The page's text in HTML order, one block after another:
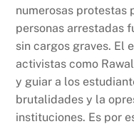
numerosas protestas
personas arrestadas
sin cargos graves. El
activistas como
y guiar a los
brutalidades y la
instituciones. Es por